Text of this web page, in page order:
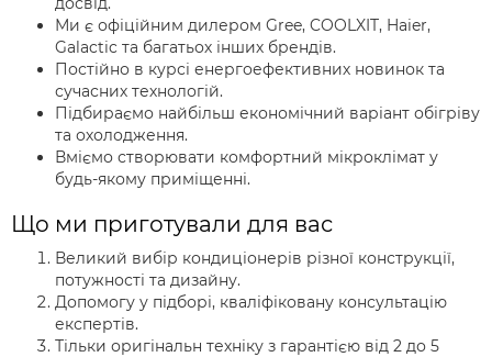
Ми є офіційним дилером Gree, COOLXIT, Haier,
Galactic та багатьох інших брендів.
Постійно в курсі енергоефективних новинок та
сучасних технологій.
Підбираємо найбільш економічний варіант обігріву
та охолодження.
Вміємо створювати комфортний мікроклімат у
будь-якому приміщенні.
Що ми приготували для вас
Великий вибір кондиціонерів різної конструкції,
потужності та дизайну.
Допомогу у підборі, кваліфіковану консультацію
експертів.
Тільки оригінальн техніку з гарантією від 2 до 5